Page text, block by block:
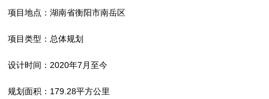
项目地点：湖南省衡阳市南岳区
项目类型：总体规划
设计时间：2020年7月至今
规划面积：179.28平方公里